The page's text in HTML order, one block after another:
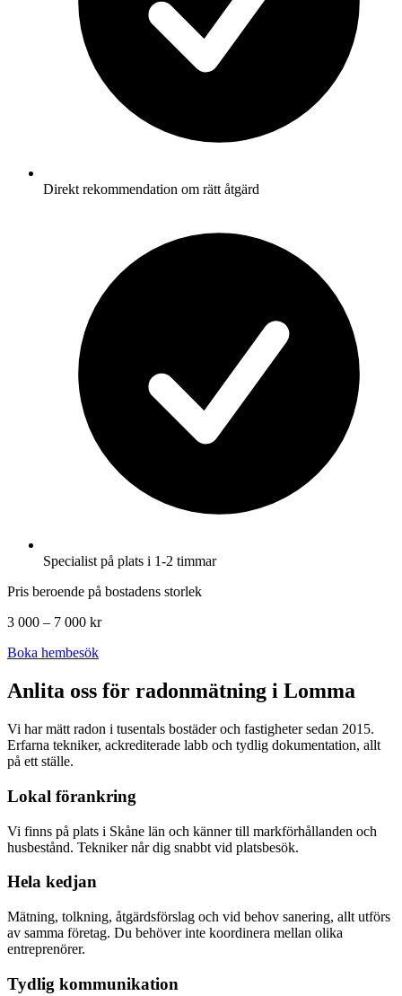
Direkt rekommendation om rätt åtgärd
Specialist på plats i 1-2 timmar
Pris beroende på bostadens storlek
3 000 – 7 000 kr
Boka hembesök
Anlita oss för radonmätning i Lomma
Vi har mätt radon i tusentals bostäder och fastigheter sedan 2015.
Erfarna tekniker, ackrediterade labb och tydlig dokumentation, allt
på ett ställe.
Lokal förankring
Vi finns på plats i Skåne län och känner till markförhållanden och
husbestånd. Tekniker når dig snabbt vid platsbesök.
Hela kedjan
Mätning, tolkning, åtgärdsförslag och vid behov sanering, allt utförs
av samma företag. Du behöver inte koordinera mellan olika
entreprenörer.
Tydlig kommunikation